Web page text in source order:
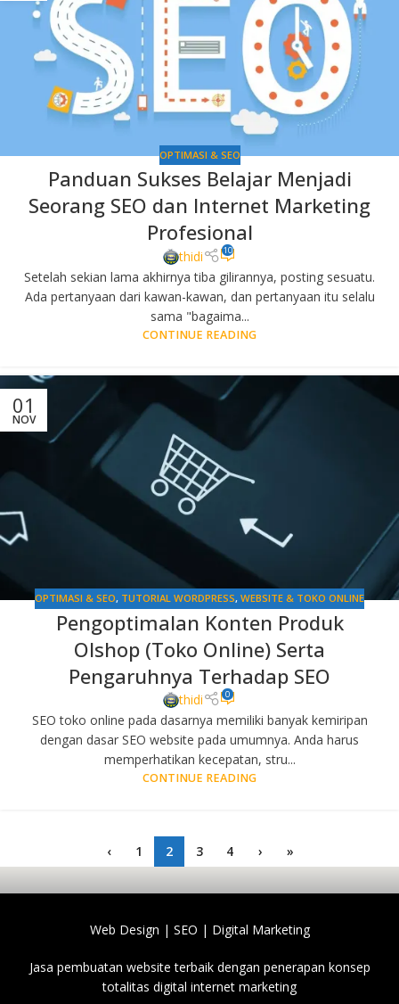
OPTIMASI & SEO
Panduan Sukses Belajar Menjadi
Seorang SEO dan Internet Marketing
Profesional
thidi 10
Setelah sekian lama akhirnya tiba gilirannya, posting sesuatu.
Ada pertanyaan dari kawan-kawan, dan pertanyaan itu selalu
sama "bagaima...
CONTINUE READING
01
NOV
OPTIMASI & SEO, TUTORIAL WORDPRESS, WEBSITE & TOKO ONLINE
Pengoptimalan Konten Produk
Olshop (Toko Online) Serta
Pengaruhnya Terhadap SEO
thidi 0
SEO toko online pada dasarnya memiliki banyak kemiripan
dengan dasar SEO website pada umumnya. Anda harus
memperhatikan kecepatan, stru...
CONTINUE READING
‹ 1 2 3 4 › »
Web Design | SEO | Digital Marketing
Jasa pembuatan website terbaik dengan penerapan konsep
totalitas digital internet marketing